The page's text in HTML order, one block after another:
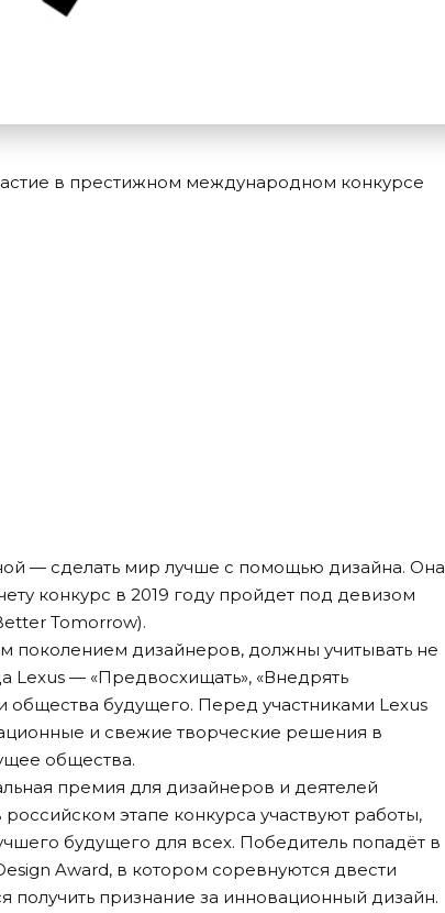
в престижном международном конкурсе
— сделать мир лучше с помощью дизайна. Она
конкурс в 2019 году пройдет под девизом
Tomorrow).
поколением дизайнеров, должны учитывать не
Lexus — «Предвосхищать», «Внедрять
общества будущего. Перед участниками Lexus
и свежие творческие решения в
общества.
премия для дизайнеров и деятелей
российском этапе конкурса участвуют работы,
будущего для всех. Победитель попадёт в
Award, в котором соревнуются двести
получить признание за инновационный дизайн.